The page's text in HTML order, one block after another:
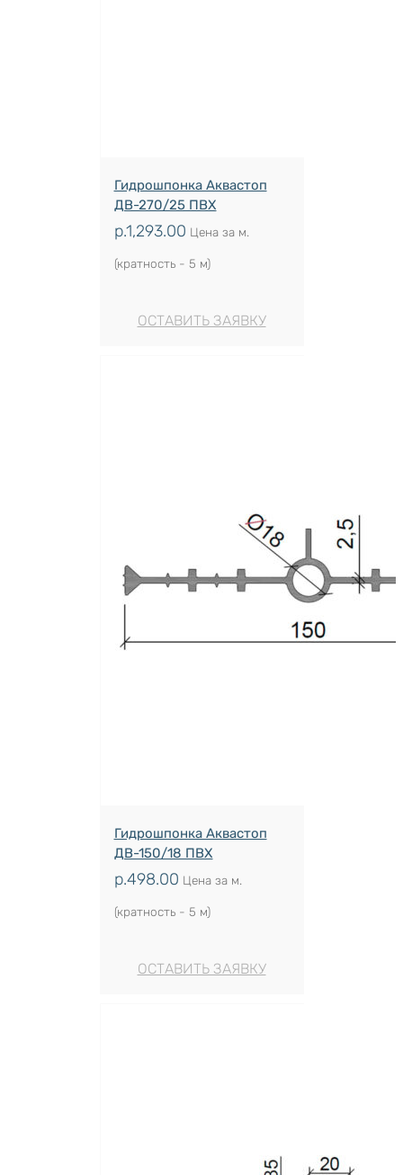
Гидрошпонка Аквастоп
ДВ-270/25 ПВХ
р.1,293.00 Цена за м.
(кратность - 5 м)
ОСТАВИТЬ ЗАЯВКУ
Гидрошпонка Аквастоп
ДВ-150/18 ПВХ
р.498.00 Цена за м.
(кратность - 5 м)
ОСТАВИТЬ ЗАЯВКУ